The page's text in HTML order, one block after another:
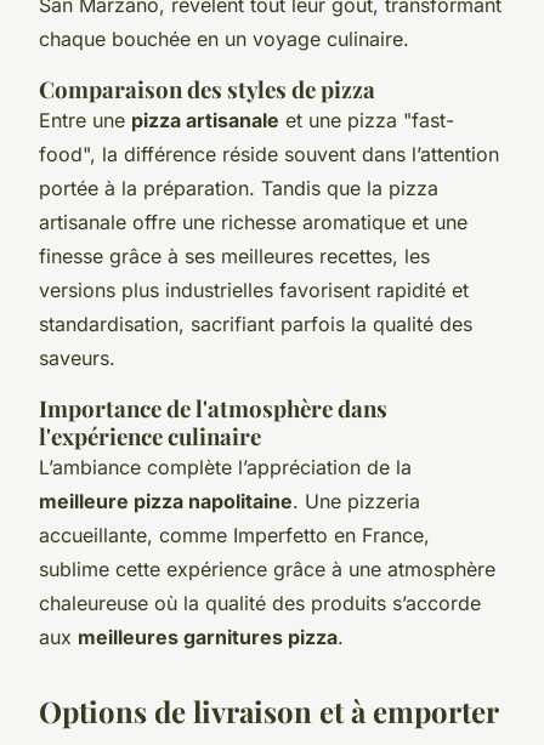
chaque bouchée en un voyage culinaire.
Comparaison des styles de pizza
Entre une pizza artisanale et une pizza "fast-
food", la différence réside souvent dans l’attention
portée à la préparation. Tandis que la pizza
artisanale offre une richesse aromatique et une
finesse grâce à ses meilleures recettes, les
versions plus industrielles favorisent rapidité et
standardisation, sacrifiant parfois la qualité des
saveurs.
Importance de l'atmosphère dans
l'expérience culinaire
L’ambiance complète l’appréciation de la
meilleure pizza napolitaine. Une pizzeria
accueillante, comme Imperfetto en France,
sublime cette expérience grâce à une atmosphère
chaleureuse où la qualité des produits s’accorde
aux meilleures garnitures pizza.
Options de livraison et à emporter